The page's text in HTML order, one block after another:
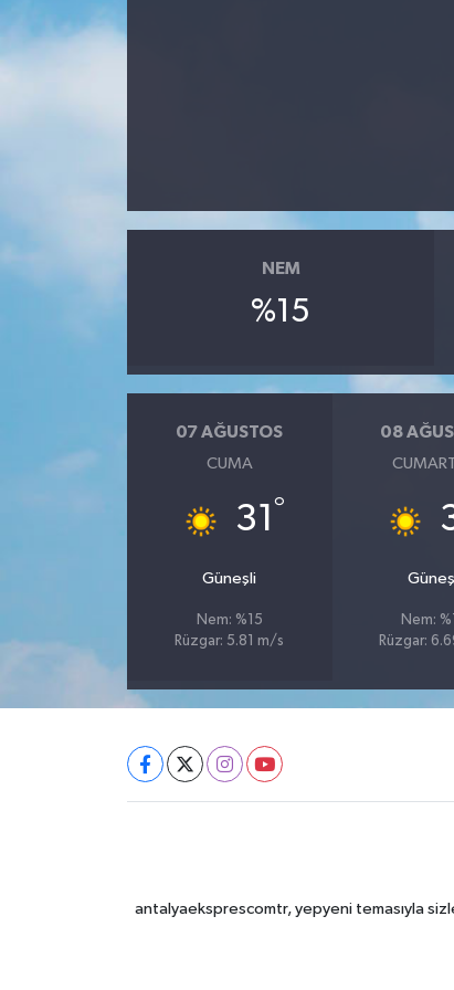
NEM
%15
07 AĞUSTOS
CUMA
31 °
Güneşli
Nem: %15
Rüzgar: 5.81 m/s
08
Nem:
Rüzgar:
antalyaeksprescomtr, yepyeni temasıyla
DÜNYA
RÖPORTAJ
RESMİ İLAN